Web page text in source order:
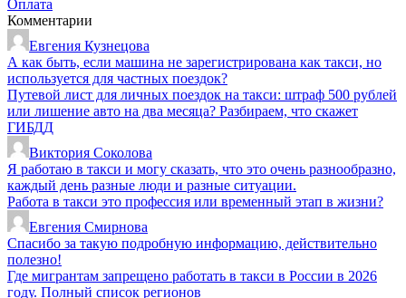
Оплата
Комментарии
Евгения Кузнецова
А как быть, если машина не зарегистрирована как такси, но
используется для частных поездок?
Путевой лист для личных поездок на такси: штраф 500 рублей
или лишение авто на два месяца? Разбираем, что скажет
ГИБДД
Виктория Соколова
Я работаю в такси и могу сказать, что это очень разнообразно,
каждый день разные люди и разные ситуации.
Работа в такси это профессия или временный этап в жизни?
Евгения Смирнова
Спасибо за такую подробную информацию, действительно
полезно!
Где мигрантам запрещено работать в такси в России в 2026
году. Полный список регионов